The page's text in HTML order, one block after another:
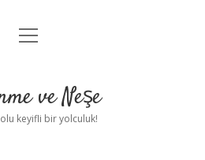
Anasayfa
Uyarı
menüyü
ve Neşe
keyifli bir yolculuk!